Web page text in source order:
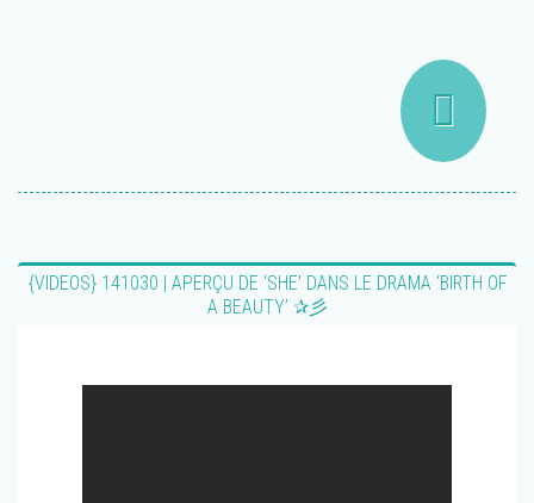
{VIDEOS} 141030 | APERÇU DE ‘SHE’ DANS LE DRAMA ‘BIRTH OF
A BEAUTY’ ✰彡